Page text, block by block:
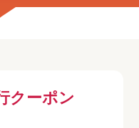
クーポン